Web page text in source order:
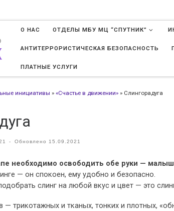
О НАС ОТДЕЛЫ МБУ МЦ “СПУТНИК”
АНТИТЕРРОРИСТИЧЕСКАЯ БЕЗОПАСНОСТЬ
ПЛАТНЫЕ УСЛУГИ
инициативы » «Счастье в движении» » Слингорадуга
- Обновлено 15.09.2021
необходимо освободить обе руки —
— он спокоен, ему удобно и безопасно.
слинг на любой вкус и цвет — это
— трикотажных и тканых, тонких и плотных,